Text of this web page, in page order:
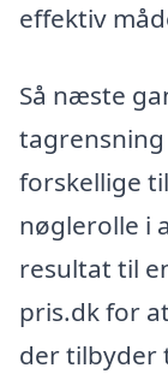
effektiv
Så næste
forskellige
nøglerolle i
resultat til
pris.dk for
der tilbyder